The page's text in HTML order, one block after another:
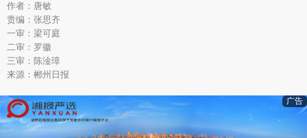
作者：唐敏
责编：张思齐
一审：梁可庭
二审：罗徽
三审：陈淦璋
来源：郴州日报
广告